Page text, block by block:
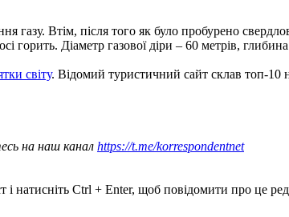
газу. Втім, після того як було пробурено
горить. Діаметр газової діри – 60 метрів,
світу. Відомий туристичний сайт склав топ-10
на наш канал https://t.me/korrespondentnet
і натисніть Ctrl + Enter, щоб повідомити про це